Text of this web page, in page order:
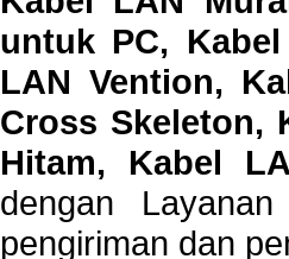
untuk PC,
LAN Vention,
Cross Skeleton,
Hitam, Kabel
dengan
pengiriman dan